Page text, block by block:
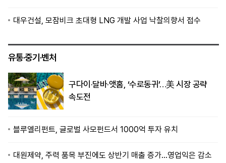
대우건설, 모잠비크 초대형 LNG 개발 사업 낙찰의향서 접수
유통·중기·벤처
구다이·달바·앳홈, ‘수로동귀’…美 시장 공략
속도전
블루엘리펀트, 글로벌 사모펀드서 1000억 투자 유치
대원제약, 주력 품목 부진에도 상반기 매출 증가…영업익은 감소